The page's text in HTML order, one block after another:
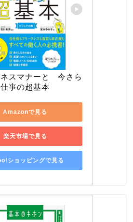
スマナーと　今さら
事の超基本
Amazonで見る
楽天市場で見る
ショッピングで見る